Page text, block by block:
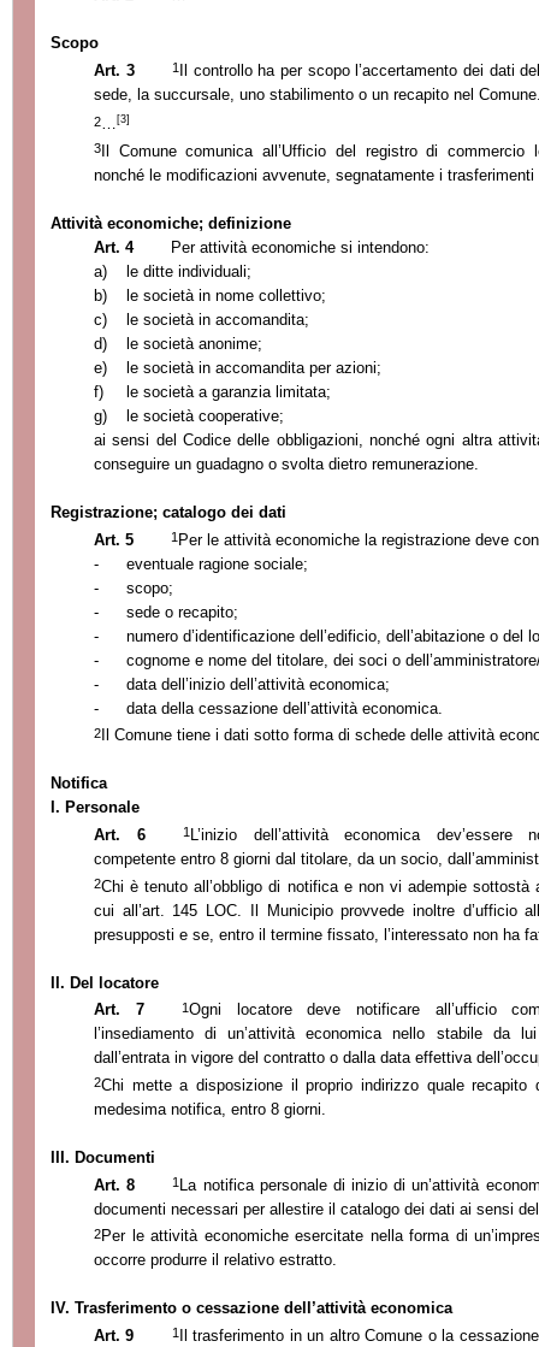
Scopo
Art. 3
1Il controllo ha per scopo l’accertamento dei dati
sede, la succursale, uno stabilimento o un recapito nel
2… [3]
3
Il Comune comunica all’Ufficio del registro di
nonché le modificazioni avvenute, segnatamente i
Attività economiche; definizione
Art. 4
Per attività economiche si intendono:
a)
le ditte individuali;
b)
le società in nome collettivo;
c)
le società in accomandita;
d)
le società anonime;
e)
le società in accomandita per azioni;
f)
le società a garanzia limitata;
g)
le società cooperative;
ai sensi del Codice delle obbligazioni, nonché ogni altra
conseguire un guadagno o svolta dietro remunerazione.
Registrazione; catalogo dei dati
Art. 5
1 Per le attività economiche la registrazione deve
-
eventuale ragione sociale;
-
scopo;
-
sede o recapito;
-
numero d’identificazione dell’edificio, dell’abitazione o del
-
cognome e nome del titolare, dei soci o
-
data dell’inizio dell’attività economica;
-
data della cessazione dell’attività economica.
2 Il Comune tiene i dati sotto forma di schede delle attività
Notifica
I. Personale
Art. 6
1 L’inizio dell’attività economica dev’essere
competente entro 8 giorni dal titolare, da un socio,
2Chi è tenuto all’obbligo di notifica e non vi adempie sottostà
cui all’art. 145 LOC. Il Municipio provvede inoltre d’ufficio
presupposti e se, entro il termine fissato, l’interessato non ha
II. Del locatore
Art. 7
1Ogni locatore deve notificare all’ufficio
l’insediamento di un’attività economica nello stabile da
dall’entrata in vigore del contratto o dalla data effettiva
2Chi mette a disposizione il proprio indirizzo quale
medesima notifica, entro 8 giorni.
III. Documenti
Art. 8
1 La notifica personale di inizio di un’attività
documenti necessari per allestire il catalogo dei dati ai sensi
2Per le attività economiche esercitate nella forma di
occorre produrre il relativo estratto.
IV. Trasferimento o cessazione dell’attività economica
Art. 9
1Il trasferimento in un altro Comune o la